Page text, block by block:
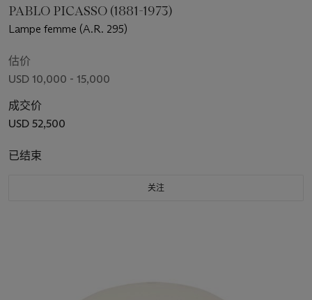
PABLO PICASSO (1881-1973)
Lampe femme (A.R. 295)
估价
USD 10,000 - 15,000
成交价
USD 52,500
已结束
关注